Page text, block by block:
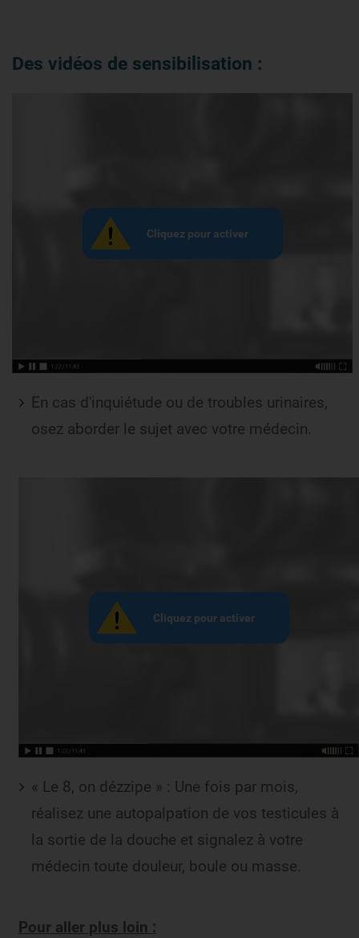
Des vidéos de sensibilisation :
En cas d'inquiétude ou de troubles urinaires,
osez aborder le sujet avec votre médecin.
« Le 8, on dézzipe » : Une fois par mois,
réalisez une autopalpation de vos testicules à
la sortie de la douche et signalez à votre
médecin toute douleur, boule ou masse.
Pour aller plus loin :